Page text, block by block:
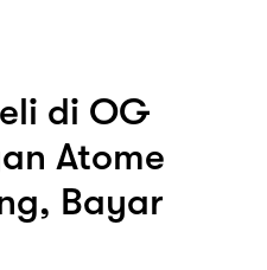
di OG
Atome
Bayar